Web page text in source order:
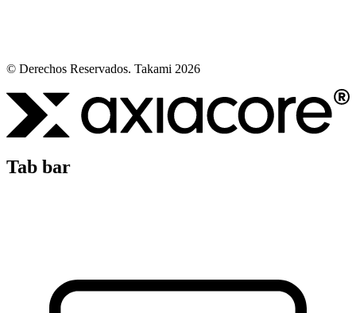
© Derechos Reservados. Takami 2026
Tab bar